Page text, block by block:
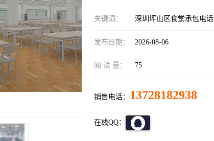
关键词： 深圳坪山区食堂承包电话
发布日期： 2026-08-06
阅 读 量： 75
销售电话： 13728182938
在线QQ：